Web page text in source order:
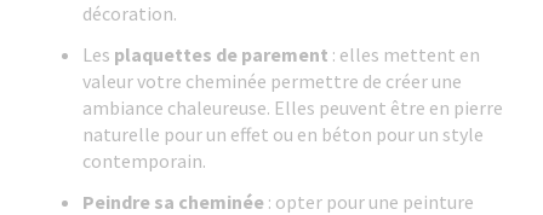
décoration.
Les plaquettes de parement : elles mettent en
valeur votre cheminée permettre de créer une
ambiance chaleureuse. Elles peuvent être en pierre
naturelle pour un effet ou en béton pour un style
contemporain.
Peindre sa cheminée : opter pour une peinture